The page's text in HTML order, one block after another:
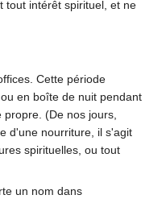
tout intérêt spirituel, et ne
Cette période
en boîte de nuit pendant
propre. (De nos jours,
d'une nourriture, il s'agit
spirituelles, ou tout
un nom dans